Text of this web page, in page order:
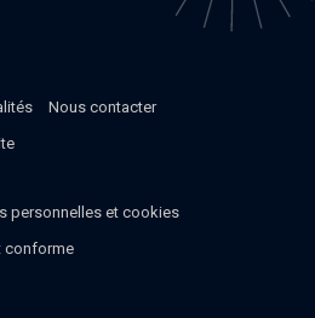
Nous contacter
personnelles et cookies
conforme